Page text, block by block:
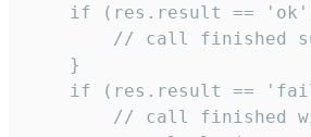
if (res.result ==
// call finished
    }
if (res.result ==
// call finished